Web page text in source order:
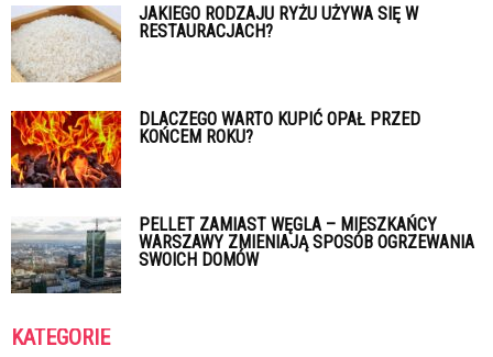
JAKIEGO RODZAJU RYŻU UŻYWA SIĘ W
RESTAURACJACH?
DLACZEGO WARTO KUPIĆ OPAŁ PRZED
KOŃCEM ROKU?
PELLET ZAMIAST WĘGLA – MIESZKAŃCY
WARSZAWY ZMIENIAJĄ SPOSÓB OGRZEWANIA
SWOICH DOMÓW
KATEGORIE